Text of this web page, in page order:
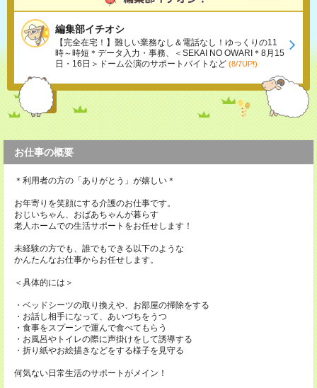
編集部イチオシ
【完全在宅！】難しい業務なし＆電話なし！ゆっくりの11
時～時短＊データ入力・事務、＜SEKAI NO OWARI＊8月15
日・16日＞ドーム公演のサポートバイトなど (8/7UP!)
お仕事の概要
＊利用者の方の「ありがとう」が嬉しい＊
お年寄りを笑顔にする介護のお仕事です。
おじいちゃん、おばあちゃんが暮らす
老人ホームでの生活サポートをお任せします！
未経験の方でも、誰でもできる以下のような
かんたんなお仕事からお任せします。
＜具体的には＞
・ベッドシーツの取り換えや、お部屋の掃除をする
・お話し相手になって、あいづちをうつ
・食事をスプーンで運んで食べてもらう
・お風呂やトイレの際に声掛けをして誘導する
・折り紙やお絵描きなどをする様子を見守る
何気ない日常生活のサポートがメイン！